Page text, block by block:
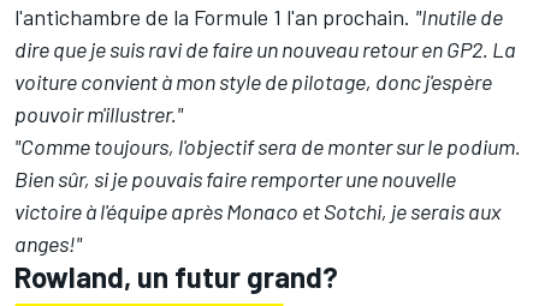
l'antichambre de la Formule 1 l'an prochain. "Inutile de
dire que je suis ravi de faire un nouveau retour en GP2. La
voiture convient à mon style de pilotage, donc j'espère
pouvoir m'illustrer."
"Comme toujours, l'objectif sera de monter sur le podium.
Bien sûr, si je pouvais faire remporter une nouvelle
victoire à l'équipe après Monaco et Sotchi, je serais aux
anges!"
Rowland, un futur grand?